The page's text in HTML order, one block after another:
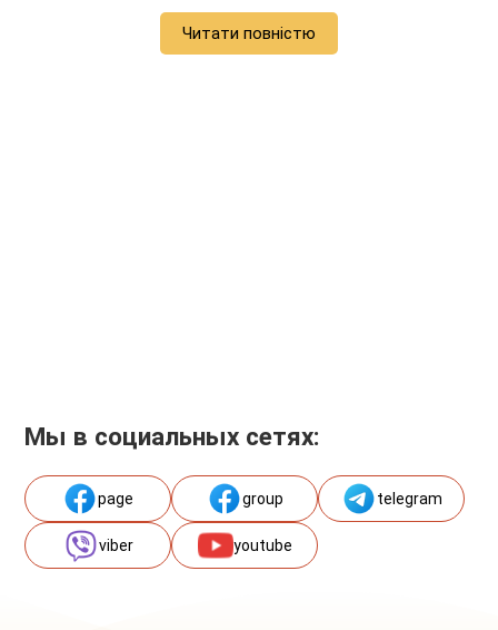
Читати повністю
Мы в социальных сетях:
page group telegram
viber youtube